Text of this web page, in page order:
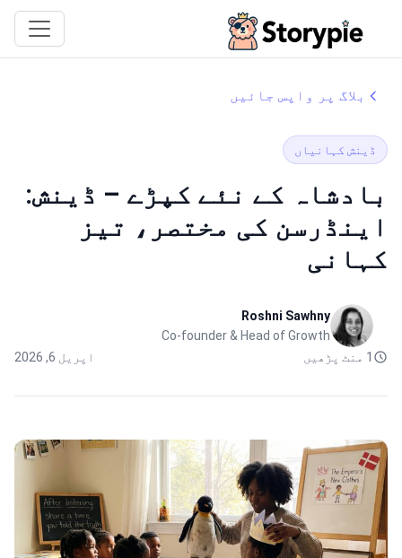
بلاگ پر واپس جائیں
ڈینش کہانیاں
بادشاہ کے نئے کپڑے – ڈینش:
اینڈرسن کی مختصر، تیز
کہانی
Roshni Sawhny
Co-founder & Head of Growth
1 منٹ پڑھیں
اپریل 6, 2026